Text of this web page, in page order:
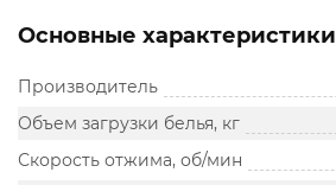
Основные характеристики
Производитель
Объем загрузки белья, кг
Скорость отжима, об/мин